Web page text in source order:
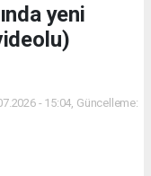
yeni
- 15:04, Güncelleme: